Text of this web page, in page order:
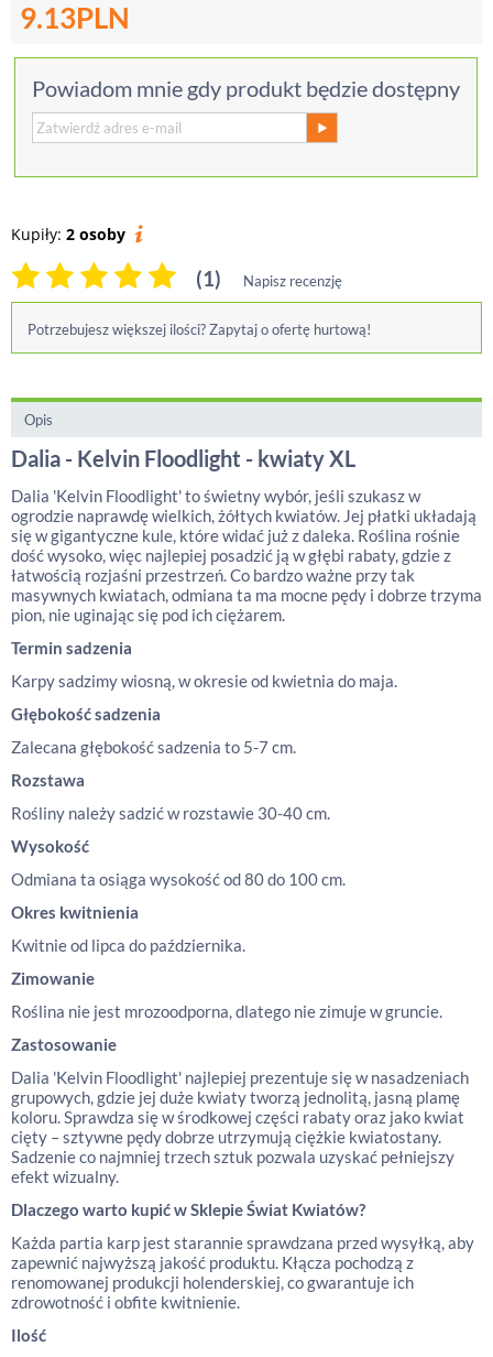
9.13PLN
Powiadom mnie gdy produkt będzie dostępny
Kupiły: 2 osoby
(1) Napisz recenzję
Potrzebujesz większej ilości? Zapytaj o ofertę hurtową!
Opis
Dalia - Kelvin Floodlight - kwiaty XL
Dalia 'Kelvin Floodlight' to świetny wybór, jeśli szukasz w
ogrodzie naprawdę wielkich, żółtych kwiatów. Jej płatki układają
się w gigantyczne kule, które widać już z daleka. Roślina rośnie
dość wysoko, więc najlepiej posadzić ją w głębi rabaty, gdzie z
łatwością rozjaśni przestrzeń. Co bardzo ważne przy tak
masywnych kwiatach, odmiana ta ma mocne pędy i dobrze trzyma
pion, nie uginając się pod ich ciężarem.
Termin sadzenia
Karpy sadzimy wiosną, w okresie od kwietnia do maja.
Głębokość sadzenia
Zalecana głębokość sadzenia to 5-7 cm.
Rozstawa
Rośliny należy sadzić w rozstawie 30-40 cm.
Wysokość
Odmiana ta osiąga wysokość od 80 do 100 cm.
Okres kwitnienia
Kwitnie od lipca do października.
Zimowanie
Roślina nie jest mrozoodporna, dlatego nie zimuje w gruncie.
Zastosowanie
Dalia 'Kelvin Floodlight' najlepiej prezentuje się w nasadzeniach
grupowych, gdzie jej duże kwiaty tworzą jednolitą, jasną plamę
koloru. Sprawdza się w środkowej części rabaty oraz jako kwiat
cięty – sztywne pędy dobrze utrzymują ciężkie kwiatostany.
Sadzenie co najmniej trzech sztuk pozwala uzyskać pełniejszy
efekt wizualny.
Dlaczego warto kupić w Sklepie Świat Kwiatów?
Każda partia karp jest starannie sprawdzana przed wysyłką, aby
zapewnić najwyższą jakość produktu. Kłącza pochodzą z
renomowanej produkcji holenderskiej, co gwarantuje ich
zdrowotność i obfite kwitnienie.
Ilość